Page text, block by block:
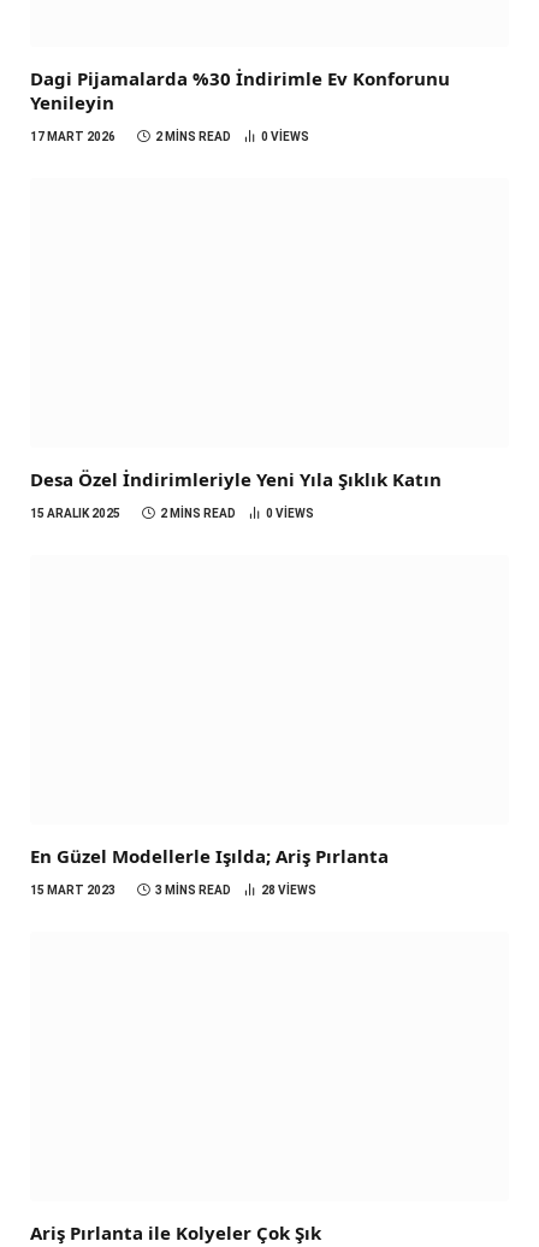
Dagi Pijamalarda %30 İndirimle Ev Konforunu
Yenileyin
17 MART 2026 2 MINS READ 0 VIEWS
Desa Özel İndirimleriyle Yeni Yıla Şıklık Katın
15 ARALIK 2025 2 MINS READ 0 VIEWS
En Güzel Modellerle Işılda; Ariş Pırlanta
15 MART 2023 3 MINS READ 28 VIEWS
Ariş Pırlanta ile Kolyeler Çok Şık